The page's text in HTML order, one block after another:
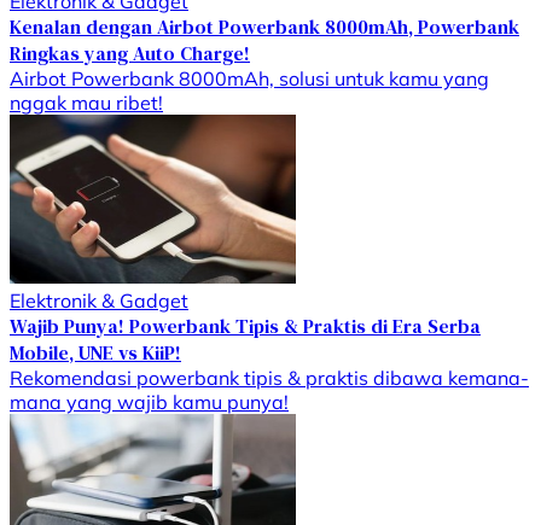
Kenalan dengan Airbot Powerbank 8000mAh, Powerbank
Ringkas yang Auto Charge!
Airbot Powerbank 8000mAh, solusi untuk kamu yang
nggak mau ribet!
Elektronik & Gadget
Wajib Punya! Powerbank Tipis & Praktis di Era Serba
Mobile, UNE vs KiiP!
Rekomendasi powerbank tipis & praktis dibawa kemana-
mana yang wajib kamu punya!